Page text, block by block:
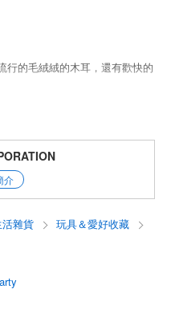
行的毛絨絨的木耳，還有歡快的
介
雜貨
玩具＆愛好收藏